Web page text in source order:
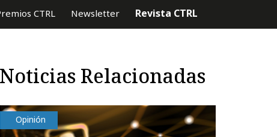
CTRL Newsletter Revista CTRL
Noticias Relacionadas
Opinión